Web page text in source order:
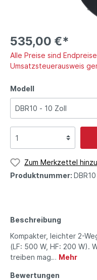
535,00 €*
Alle Preise sind
Umsatzsteuerausweis
Modell
Zum Merkzettel
Produktnummer: DBR10
Beschreibung
Kompakter, leichter 2-
(LF: 500 W, HF: 200 W).
treiben mag… Mehr
Bewertungen